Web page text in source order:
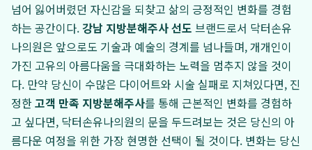
넘어 잃어버렸던 자신감을 되찾고 삶의 긍정적인 변화를 경험
하는 공간이다.강남 지방분해주사 선도 브랜드로서 닥터손유
나의원은 앞으로도 기술과 예술의 경계를 넘나들며, 개개인이
가진 고유의 아름다움을 극대화하는 노력을 멈추지 않을 것이
다. 만약 당신이 수많은 다이어트와 시술 실패로 지쳐있다면, 진
정한고객 만족 지방분해주사를 통해 근본적인 변화를 경험하
고 싶다면, 닥터손유나의원의 문을 두드려보는 것은 당신의 아
름다운 여정을 위한 가장 현명한 선택이 될 것이다. 변화는 당신